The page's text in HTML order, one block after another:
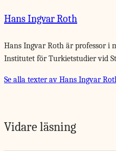
Hans Ingvar Roth
Hans Ingvar Roth är professor i
Institutet för Turkietstudier vid
Se alla texter av Hans Ingvar
Vidare läsning